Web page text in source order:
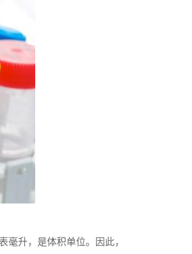
毫升，是体积单位。因此，